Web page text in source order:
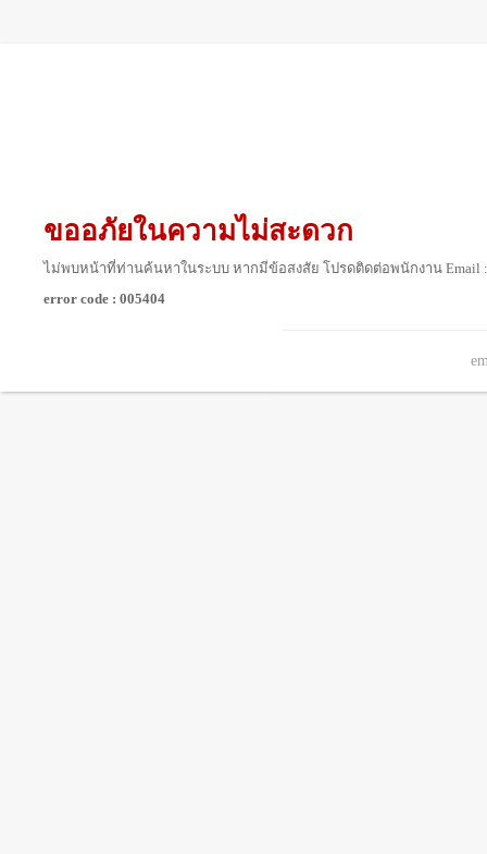
ขออภัยในความไม่สะดวก
ไม่พบหน้าที่ท่านค้นหาในระบบ หากมีข้อสงสัย โปรดติดต่อพนักงาน Email :
error code : 005404